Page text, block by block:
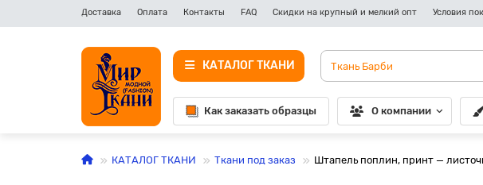
Доставка Оплата Контакты FAQ Скидки на крупный и мелкий опт Условия
КАТАЛОГ ТКАНИ
Как заказать образцы О компании
КАТАЛОГ ТКАНИ Ткани под заказ Штапель поплин, принт —